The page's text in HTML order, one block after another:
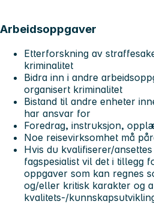
Arbeidsoppgaver
Etterforskning av
kriminalitet
Bidra inn i andre
organisert kriminalitet
Bistand til andre enheter
har ansvar for
Foredrag, instruksjon,
Noe reisevirksomhet må
Hvis du kvalifiserer/
fagspesialist vil det i tillegg
oppgaver som kan regnes
og/eller kritisk karakter og
kvalitets-/